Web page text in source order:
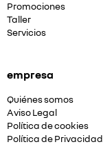
Promociones
Taller
Servicios
empresa
Quiénes somos
Aviso Legal
Política de cookies
Política de Privacidad